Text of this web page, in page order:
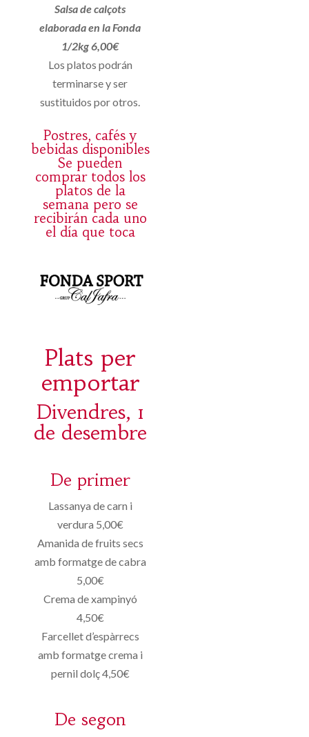
Salsa de calçots
elaborada en la Fonda
1/2kg 6,00€
Los platos podrán
terminarse y ser
sustituidos por otros.
Postres, cafés y
bebidas disponibles
Se pueden
comprar todos los
platos de la
semana pero se
recibirán cada uno
el día que toca
Plats per
emportar
Divendres, 1
de desembre
De primer
Lassanya de carn i
verdura 5,00€
Amanida de fruits secs
amb formatge de cabra
5,00€
Crema de xampinyó
4,50€
Farcellet d’espàrrecs
amb formatge crema i
pernil dolç 4,50€
De segon